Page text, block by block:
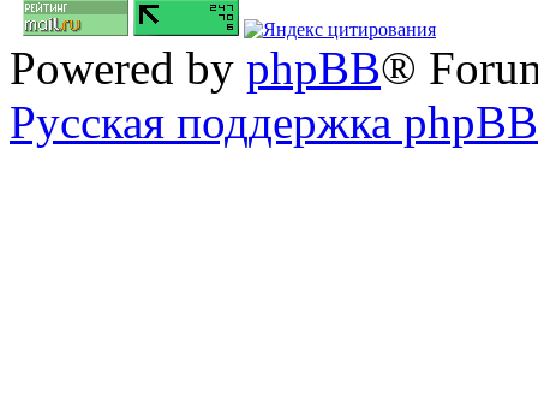
Powered by phpBB®
Русская поддержка phpBB